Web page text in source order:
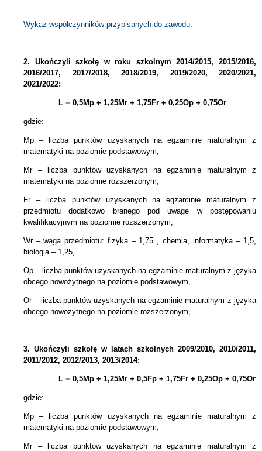
Wykaz współczynników przypisanych do zawodu.
2. Ukończyli szkołę w roku szkolnym 2014/2015, 2015/2016,
2016/2017, 2017/2018, 2018/2019, 2019/2020, 2020/2021,
2021/2022:
L = 0,5Mp + 1,25Mr + 1,75Fr + 0,25Op + 0,75Or
gdzie:
Mp – liczba punktów uzyskanych na egzaminie maturalnym z
matematyki na poziomie podstawowym,
Mr – liczba punktów uzyskanych na egzaminie maturalnym z
matematyki na poziomie rozszerzonym,
Fr – liczba punktów uzyskanych na egzaminie maturalnym z
przedmiotu dodatkowo branego pod uwagę w postępowaniu
kwalifikacyjnym na poziomie rozszerzonym,
Wr – waga przedmiotu: fizyka – 1,75 , chemia, informatyka – 1,5,
biologia – 1,25,
Op – liczba punktów uzyskanych na egzaminie maturalnym z języka
obcego nowożytnego na poziomie podstawowym,
Or – liczba punktów uzyskanych na egzaminie maturalnym z języka
obcego nowożytnego na poziomie rozszerzonym,
3. Ukończyli szkołę w latach szkolnych 2009/2010, 2010/2011,
2011/2012, 2012/2013, 2013/2014:
L = 0,5Mp + 1,25Mr + 0,5Fp + 1,75Fr + 0,25Op + 0,75Or
gdzie:
Mp – liczba punktów uzyskanych na egzaminie maturalnym z
matematyki na poziomie podstawowym,
Mr – liczba punktów uzyskanych na egzaminie maturalnym z